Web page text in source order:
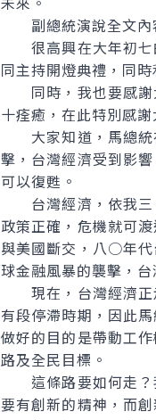
副總統演說全文內
很高興在大年初七
同主持開燈典禮，同
同時，我也要感謝
十痊癒，在此特別感
大家知道，馬總統
擊，台灣經濟受到影
可以復甦。
台灣經濟，依我三
政策正確，危機就可
與美國斷交，八○年
球金融風暴的襲擊，
現在，台灣經濟正
有段停滯時期，因此
做好的目的是帶動工
路及全民目標。
這條路要如何走？
要有創新的精神，而